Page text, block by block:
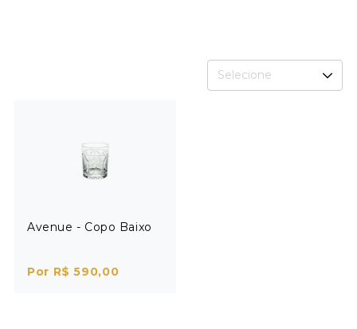
Selecione
Avenue - Copo Baixo
Por R$ 590,00